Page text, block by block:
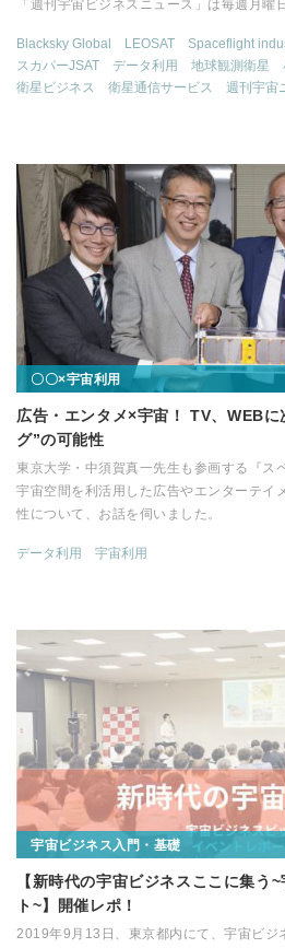
「週刊宇宙ビジネスニュース」は毎週月曜
Blacksky Global LEOSAT Spaceflight
スカパーJSAT
データ利用 地球観測衛星
衛星ビジネス
衛星通信サービス 週刊宇宙
〇〇×宇宙利用
広告・エンタメ×宇宙！ TV、WEB
グ”の可能性
東京大学・中須賀真一先生も参画する『ス
宇宙空間を利活用した広告やエンターテイ
性について、お話を伺いました。
データ利用 宇宙利用
宇宙ビジネス入門・基礎
【新時代の宇宙ビジネスここに集う
ト~】開催レポ！
2019年9月13日、東京都内にて、宇宙ビジ